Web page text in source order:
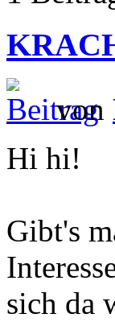
von
Hi hi!
Gibt's
sich da